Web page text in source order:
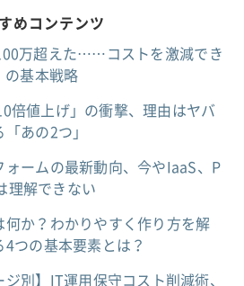
めコンテンツ
万超えた……コストを激減でき
の基本戦略
倍値上げ」の衝撃、理由はヤバ
あの2つ」
ームの最新動向、今やIaaS、P
理解できない
か？わかりやすく作り方を解
つの基本要素とは？
ジ別】IT運用保守コスト削減術、